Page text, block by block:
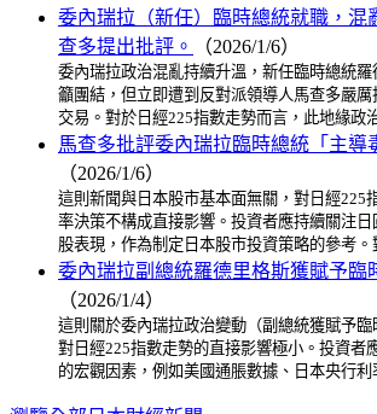
委內瑞拉（新任）臨時總統就職，混
查多提出批評。
（2026/1/6）
委內瑞拉政治混亂持續升溫，新任臨時總統
籲團結，但立即遭到反對派領導人馬查多嚴
交易。對於日經225指數走勢而言，此地緣政
馬查多批評委內瑞拉臨時總統「主導
（2026/1/6）
這則新聞與日本股市基本面無關，對日經225
率決策不構成直接影響。投資者應持續關注
股表現，作為制定日本股市投資策略的參考
委內瑞拉副總統羅德里格斯獲賦予臨
（2026/1/4）
這則關於委內瑞拉政治變動（副總統獲賦予臨
對日經225指數走勢的直接影響極小。投資者
的宏觀因素，例如美國通脹數據、日本央行利